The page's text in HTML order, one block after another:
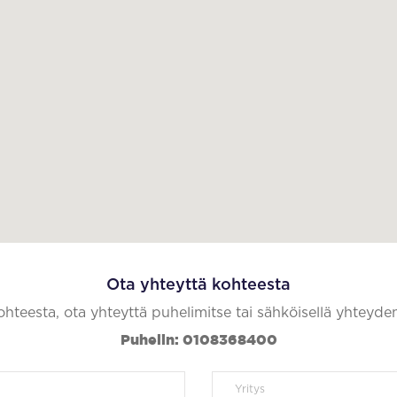
Ota yhteyttä kohteesta
ota yhteyttä puhelimitse tai sähköisellä
Puhelin: 0108368400